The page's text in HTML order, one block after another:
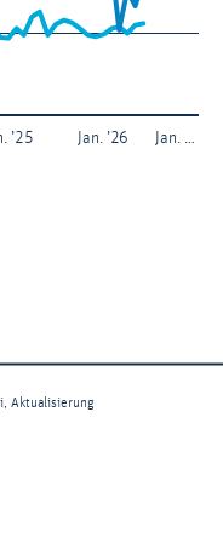
’25 Jan. ’26 Jan. …
Aktualisierung